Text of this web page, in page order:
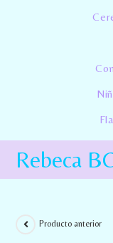
Rebeca
Producto anterior